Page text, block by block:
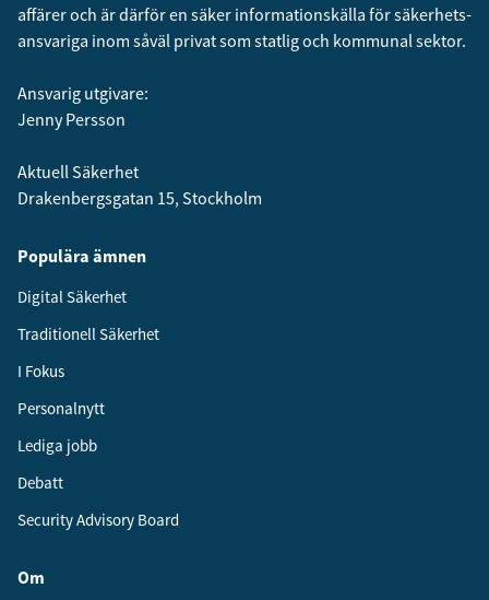
affärer och är därför en säker informationskälla för säkerhets­
ansvariga inom såväl privat som statlig och kommunal sektor.
Ansvarig utgivare:
Jenny Persson
Aktuell Säkerhet
Drakenbergsgatan 15, Stockholm
Populära ämnen
Digital Säkerhet
Traditionell Säkerhet
I Fokus
Personalnytt
Lediga jobb
Debatt
Security Advisory Board
Om